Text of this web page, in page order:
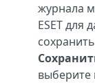
журнала
ESET для
выберите